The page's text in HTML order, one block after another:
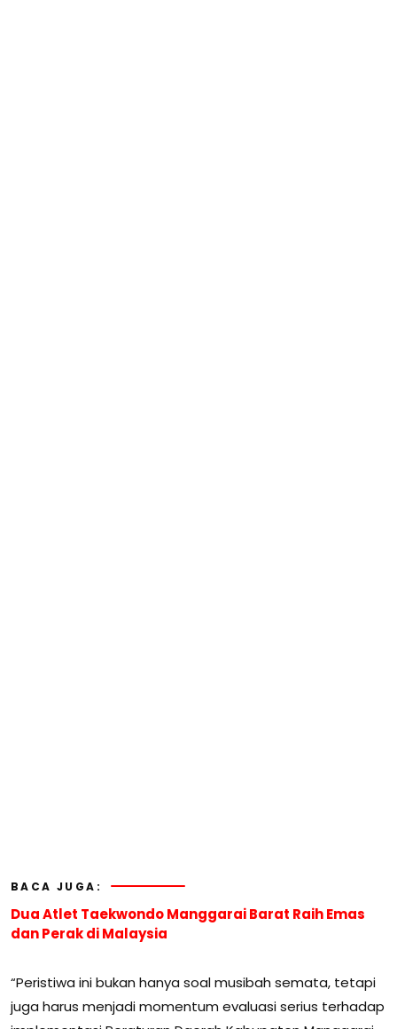
BACA JUGA:
Dua Atlet Taekwondo Manggarai Barat Raih Emas
dan Perak di Malaysia
“Peristiwa ini bukan hanya soal musibah semata, tetapi
juga harus menjadi momentum evaluasi serius terhadap